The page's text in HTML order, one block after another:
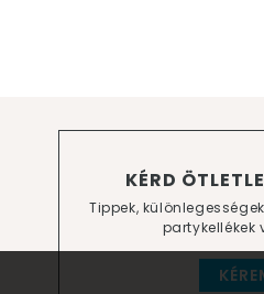
KÉRD
Tippek,
partykellékek